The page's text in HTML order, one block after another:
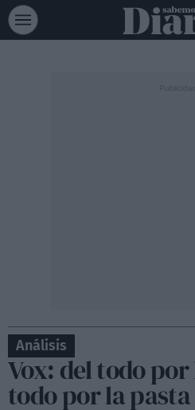
Análisis
Vox: del todo
todo por la pasta